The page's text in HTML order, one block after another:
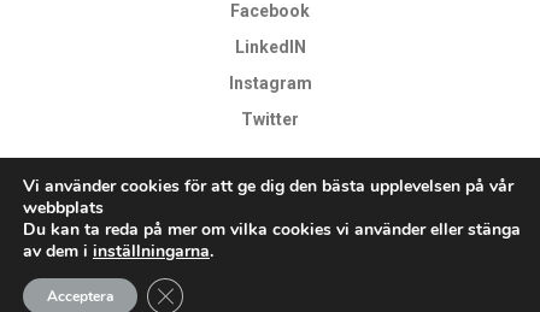
Facebook
LinkedIN
Instagram
Twitter
© 2026Copyright © Formis by Milliformis AB
Vi använder cookies för att ge dig den bästa upplevelsen på vår
webbplats
Du kan ta reda på mer om vilka cookies vi använder eller stänga
av dem i inställningarna.
Acceptera Close GDPR Cookie Banner